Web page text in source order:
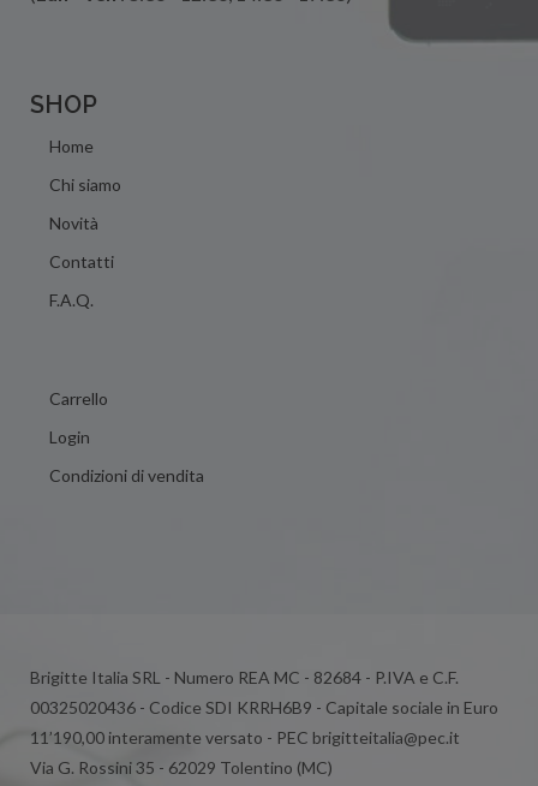
SHOP
Home
Chi siamo
Novità
Contatti
F.A.Q.
Carrello
Login
Condizioni di vendita
Brigitte Italia SRL - Numero REA MC - 82684 - P.IVA e C.F.
00325020436 - Codice SDI KRRH6B9 - Capitale sociale in Euro
11’190,00 interamente versato - PEC brigitteitalia@pec.it
Via G. Rossini 35 - 62029 Tolentino (MC)